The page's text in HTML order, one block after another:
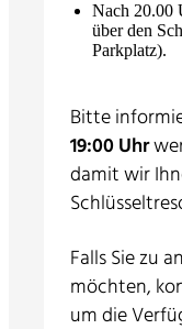
Nach 20.00
über den
Parkplatz).
Bitte
19:00 Uhr
damit wir
Falls Sie zu
möchten,
um die